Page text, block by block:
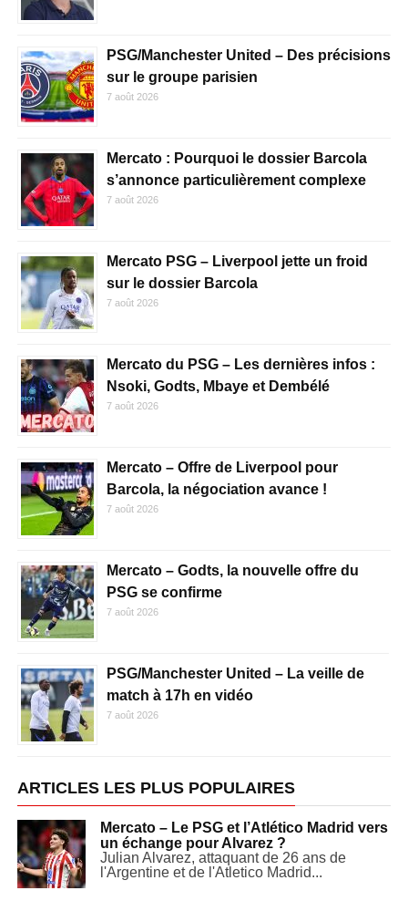
PSG/Manchester United – Des précisions
sur le groupe parisien
7 août 2026
Mercato : Pourquoi le dossier Barcola
s’annonce particulièrement complexe
7 août 2026
Mercato PSG – Liverpool jette un froid
sur le dossier Barcola
7 août 2026
Mercato du PSG – Les dernières infos :
Nsoki, Godts, Mbaye et Dembélé
7 août 2026
Mercato – Offre de Liverpool pour
Barcola, la négociation avance !
7 août 2026
Mercato – Godts, la nouvelle offre du
PSG se confirme
7 août 2026
PSG/Manchester United – La veille de
match à 17h en vidéo
7 août 2026
ARTICLES LES PLUS POPULAIRES
Mercato – Le PSG et l’Atlético Madrid vers
un échange pour Alvarez ?
Julian Alvarez, attaquant de 26 ans de
l'Argentine et de l'Atletico Madrid...